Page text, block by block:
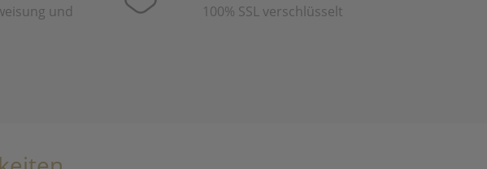
und
100% SSL verschlüsselt